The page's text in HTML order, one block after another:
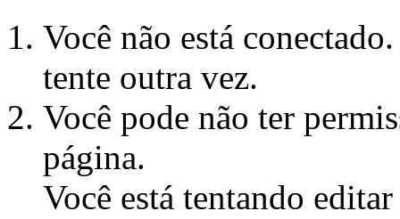
Você não está
tente outra vez.
Você pode não ter
página.
Você está tentando